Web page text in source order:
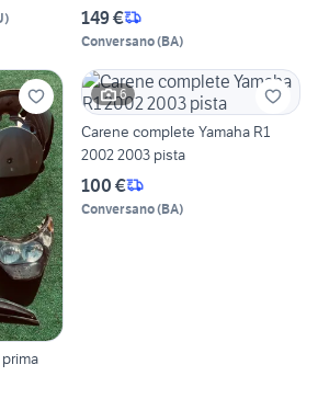
) 149 €
Conversano(BA)
6
Carene complete Yamaha R1
2002 2003 pista
100 €
Conversano(BA)